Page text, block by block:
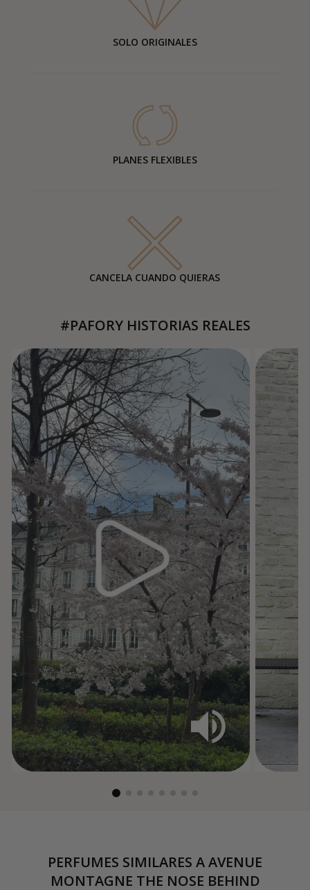
SOLO ORIGINALES
PLANES FLEXIBLES
CANCELA CUANDO QUIERAS
#PAFORY HISTORIAS REALES
PERFUMES SIMILARES AAVENUE
MONTAGNE THE NOSE BEHIND